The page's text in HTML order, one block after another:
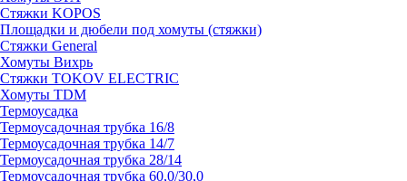
Стяжки KOPOS
Площадки и дюбели под хомуты (стяжки)
Стяжки General
Хомуты Вихрь
Стяжки TOKOV ELECTRIC
Хомуты TDM
Термоусадка
Термоусадочная трубка 16/8
Термоусадочная трубка 14/7
Термоусадочная трубка 28/14
Термоусадочная трубка 60,0/30,0